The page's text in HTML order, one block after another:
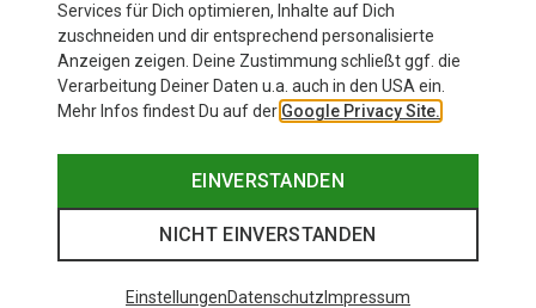
Services für Dich optimieren, Inhalte auf Dich
zuschneiden und dir entsprechend personalisierte
Anzeigen zeigen. Deine Zustimmung schließt ggf. die
Verarbeitung Deiner Daten u.a. auch in den USA ein.
Mehr Infos findest Du auf der Google Privacy Site.
EINVERSTANDEN
NICHT EINVERSTANDEN
EinstellungenDatenschutz Impressum